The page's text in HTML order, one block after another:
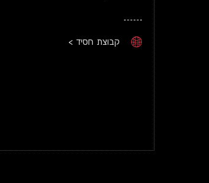
קבוצת חסיד >